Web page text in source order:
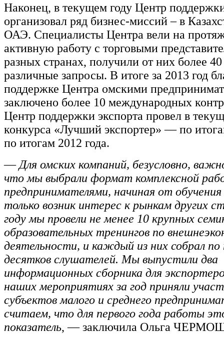
Наконец, в текущем году Центр
организовал ряд бизнес-миссий – в
ОАЭ. Специалисты Центра вели на
активную работу с торговыми
разных странах, получили от них более 40
различные запросы. В итоге за 2013 год
поддержке Центра омскими
заключено более 10 международных
Центр поддержки экспорта провел в
конкурса «Лучший экспортер» — по
по итогам 2012 года.
— Для омских компаний, безусловно,
что мы выбрали формат комплексной
предпринимателями, начиная от обучения
только возник интерес к рынкам других
году мы провели не менее 10 крупных
образовательных тренингов по
деятельности, и каждый из них собрал по
десятков слушателей. Мы выпустили два
информационных сборника для
наших мероприятиях за год приняли
субъектов малого и среднего
считаем, что для первого года работы
показатель, — заключила Ольга